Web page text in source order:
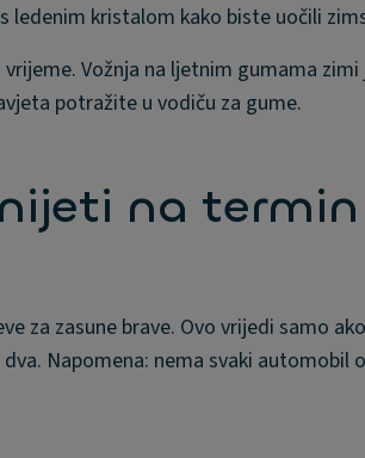
kristalom kako biste uočili
Vožnja na ljetnim gumama
potražite u vodiču za gume.
na
za zasune brave. Ovo vrijedi samo
Napomena: nema svaki automobil